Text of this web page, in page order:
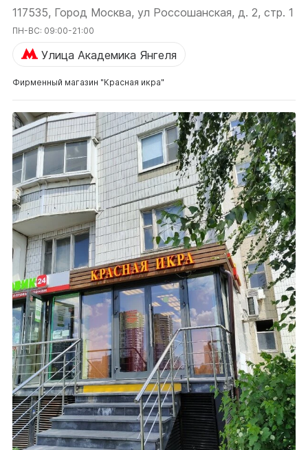
117535, Город Москва, ул Россошанская, д. 2, стр. 1
ПН-ВС: 09:00-21:00
Улица Академика Янгеля
Фирменный магазин "Красная икра"